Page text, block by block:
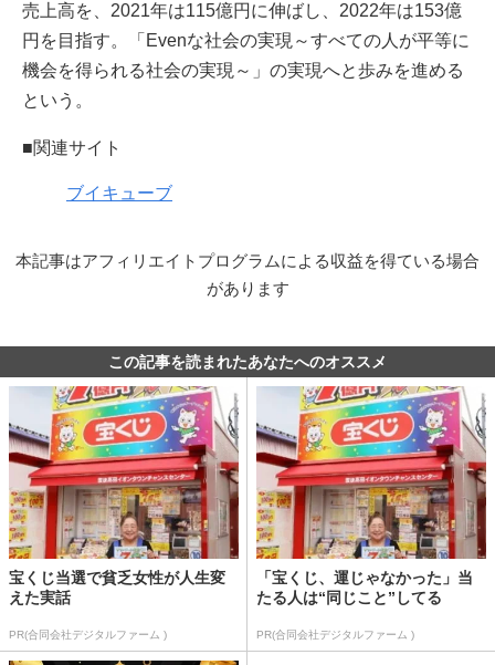
売上高を、2021年は115億円に伸ばし、2022年は153億
円を目指す。「Evenな社会の実現～すべての人が平等に
機会を得られる社会の実現～」の実現へと歩みを進める
という。
■関連サイト
ブイキューブ
本記事はアフィリエイトプログラムによる収益を得ている場合
があります
この記事を読まれたあなたへのオススメ
宝くじ当選で貧乏女性が人生変
えた実話
PR(合同会社デジタルファーム )
「宝くじ、運じゃなかった」当
たる人は“同じこと”してる
PR(合同会社デジタルファーム )